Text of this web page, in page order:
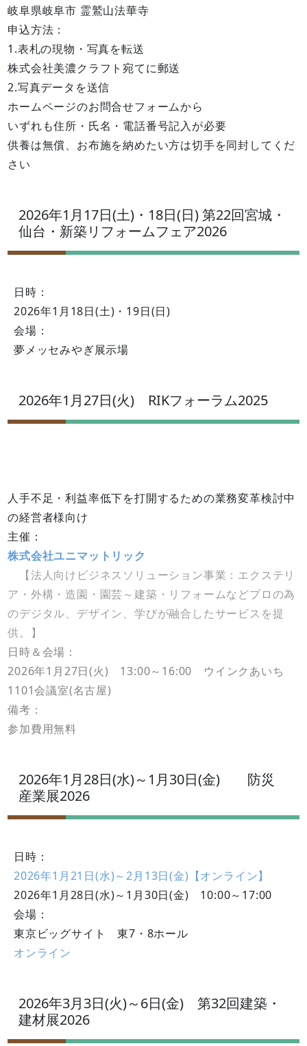
岐阜県岐阜市 霊鷲山法華寺
申込方法：
1.表札の現物・写真を転送
株式会社美濃クラフト宛てに郵送
2.写真データを送信
ホームページのお問合せフォームから
いずれも住所・氏名・電話番号記入が必要
供養は無償、お布施を納めたい方は切手を同封してくだ
さい
2026年1月17日(土)・18日(日) 第22回宮城・
仙台・新築リフォームフェア2026
日時：
2026年1月18日(土)・19日(日)
会場：
夢メッセみやぎ展示場
2026年1月27日(火) RIKフォーラム2025
人手不足・利益率低下を打開するための業務変革検討中
の経営者様向け
主催：
株式会社ユニマットリック
【法人向けビジネスソリューション事業：エクステリ
ア・外構・造園・園芸～建築・リフォームなどプロの為
のデジタル、デザイン、学びが融合したサービスを提
供。】
日時＆会場：
2026年1月27日(火) 13:00～16:00 ウインクあいち
1101会議室(名古屋)
備考：
参加費用無料
2026年1月28日(水)～1月30日(金) 防災
産業展2026
日時：
2026年1月21日(水)～2月13日(金)【オンライン】
2026年1月28日(水)～1月30日(金) 10:00～17:00
会場：
東京ビッグサイト 東7・8ホール
オンライン
2026年3月3日(火)～6日(金) 第32回建築・
建材展2026